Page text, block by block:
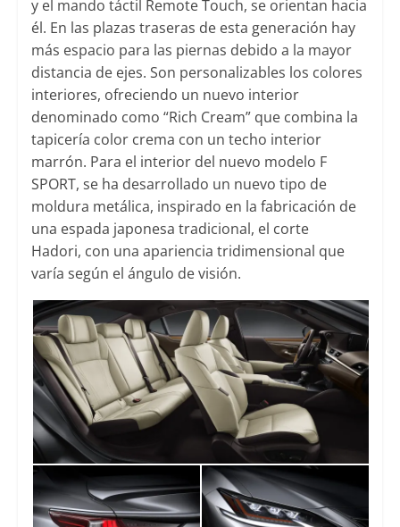
y el mando táctil Remote Touch, se orientan hacia
él. En las plazas traseras de esta generación hay
más espacio para las piernas debido a la mayor
distancia de ejes. Son personalizables los colores
interiores, ofreciendo un nuevo interior
denominado como “Rich Cream” que combina la
tapicería color crema con un techo interior
marrón. Para el interior del nuevo modelo F
SPORT, se ha desarrollado un nuevo tipo de
moldura metálica, inspirado en la fabricación de
una espada japonesa tradicional, el corte
Hadori, con una apariencia tridimensional que
varía según el ángulo de visión.